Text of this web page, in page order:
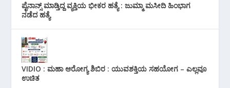
ಪೈನಾನ್ಸ್ ಮಾಡ್ತಿದ್ದ ವ್ಯಕ್ತಿಯ ಭೀಕರ‌ ಹತ್ಯೆ : ಜುಮ್ಮಾ ಮಸೀದಿ ಹಿಂಭಾಗ
ನಡೆದ ಹತ್ಯೆ
VIDIO : ಮಹಾ ಆರೋಗ್ಯ ಶಿಬಿರ : ಯುವಶಕ್ತಿಯ ಸಹಯೋಗ – ಎಲ್ಲವೂ
ಉಚಿತ